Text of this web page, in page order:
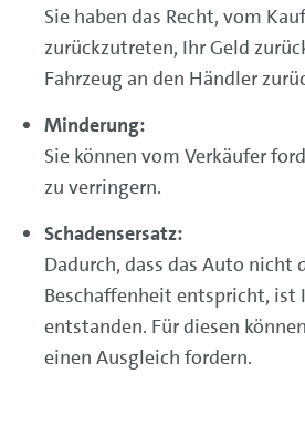
Sie haben das Recht, vom
zurückzutreten, Ihr Geld
Fahrzeug an den Händler
Minderung:
Sie können vom Verkäufer
zu verringern.
Schadensersatz:
Dadurch, dass das Auto nicht
Beschaffenheit entspricht, ist
entstanden. Für diesen
einen Ausgleich fordern.